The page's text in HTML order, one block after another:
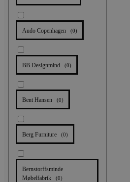
Audo Copenhagen (0)
BB Designmind (0)
Bent Hansen (0)
Berg Furniture (0)
Bernstorffsminde
Møbelfabrik
(0)